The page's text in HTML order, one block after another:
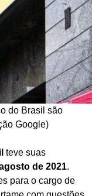
do Brasil são
Google)
teve suas
de 2021.
para o cargo de